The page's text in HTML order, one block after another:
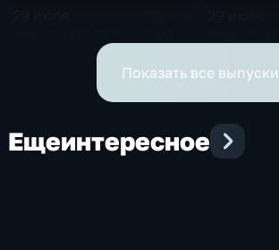
Показать все выпуски
Ещеинтересное